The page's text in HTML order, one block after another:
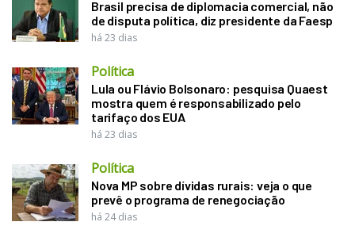
Brasil precisa de diplomacia comercial, não
de disputa política, diz presidente da Faesp
há 23 dias
Política
Lula ou Flávio Bolsonaro: pesquisa Quaest
mostra quem é responsabilizado pelo
tarifaço dos EUA
há 23 dias
Política
Nova MP sobre dívidas rurais: veja o que
prevê o programa de renegociação
há 24 dias